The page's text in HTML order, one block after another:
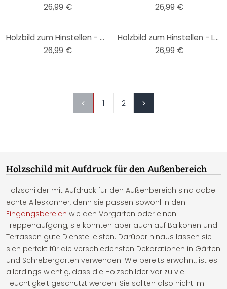
26,99 €
26,99 €
Holzbild zum Hinstellen - Maritimer Gans-Seemann - Korenkova - 15x15 cm
26,99 €
Holzbild zum Hinstellen - Lustige Wellness Ente mit Gurkenmaske - Korenkova - 15x15 cm
26,99 €
1 2
Holzschild mit Aufdruck für den Außenbereich
Holzschilder mit Aufdruck für den Außenbereich sind dabei
echte Alleskönner, denn sie passen sowohl in den
Eingangsbereich wie den Vorgarten oder einen
Treppenaufgang, sie könnten aber auch auf Balkonen und
Terrassen gute Dienste leisten. Darüber hinaus lassen sie
sich perfekt für die verschiedensten Dekorationen in Gärten
und Schrebergärten verwenden. Wie bereits erwähnt, ist es
allerdings wichtig, dass die Holzschilder vor zu viel
Feuchtigkeit geschützt werden. Sie sollten also nicht im